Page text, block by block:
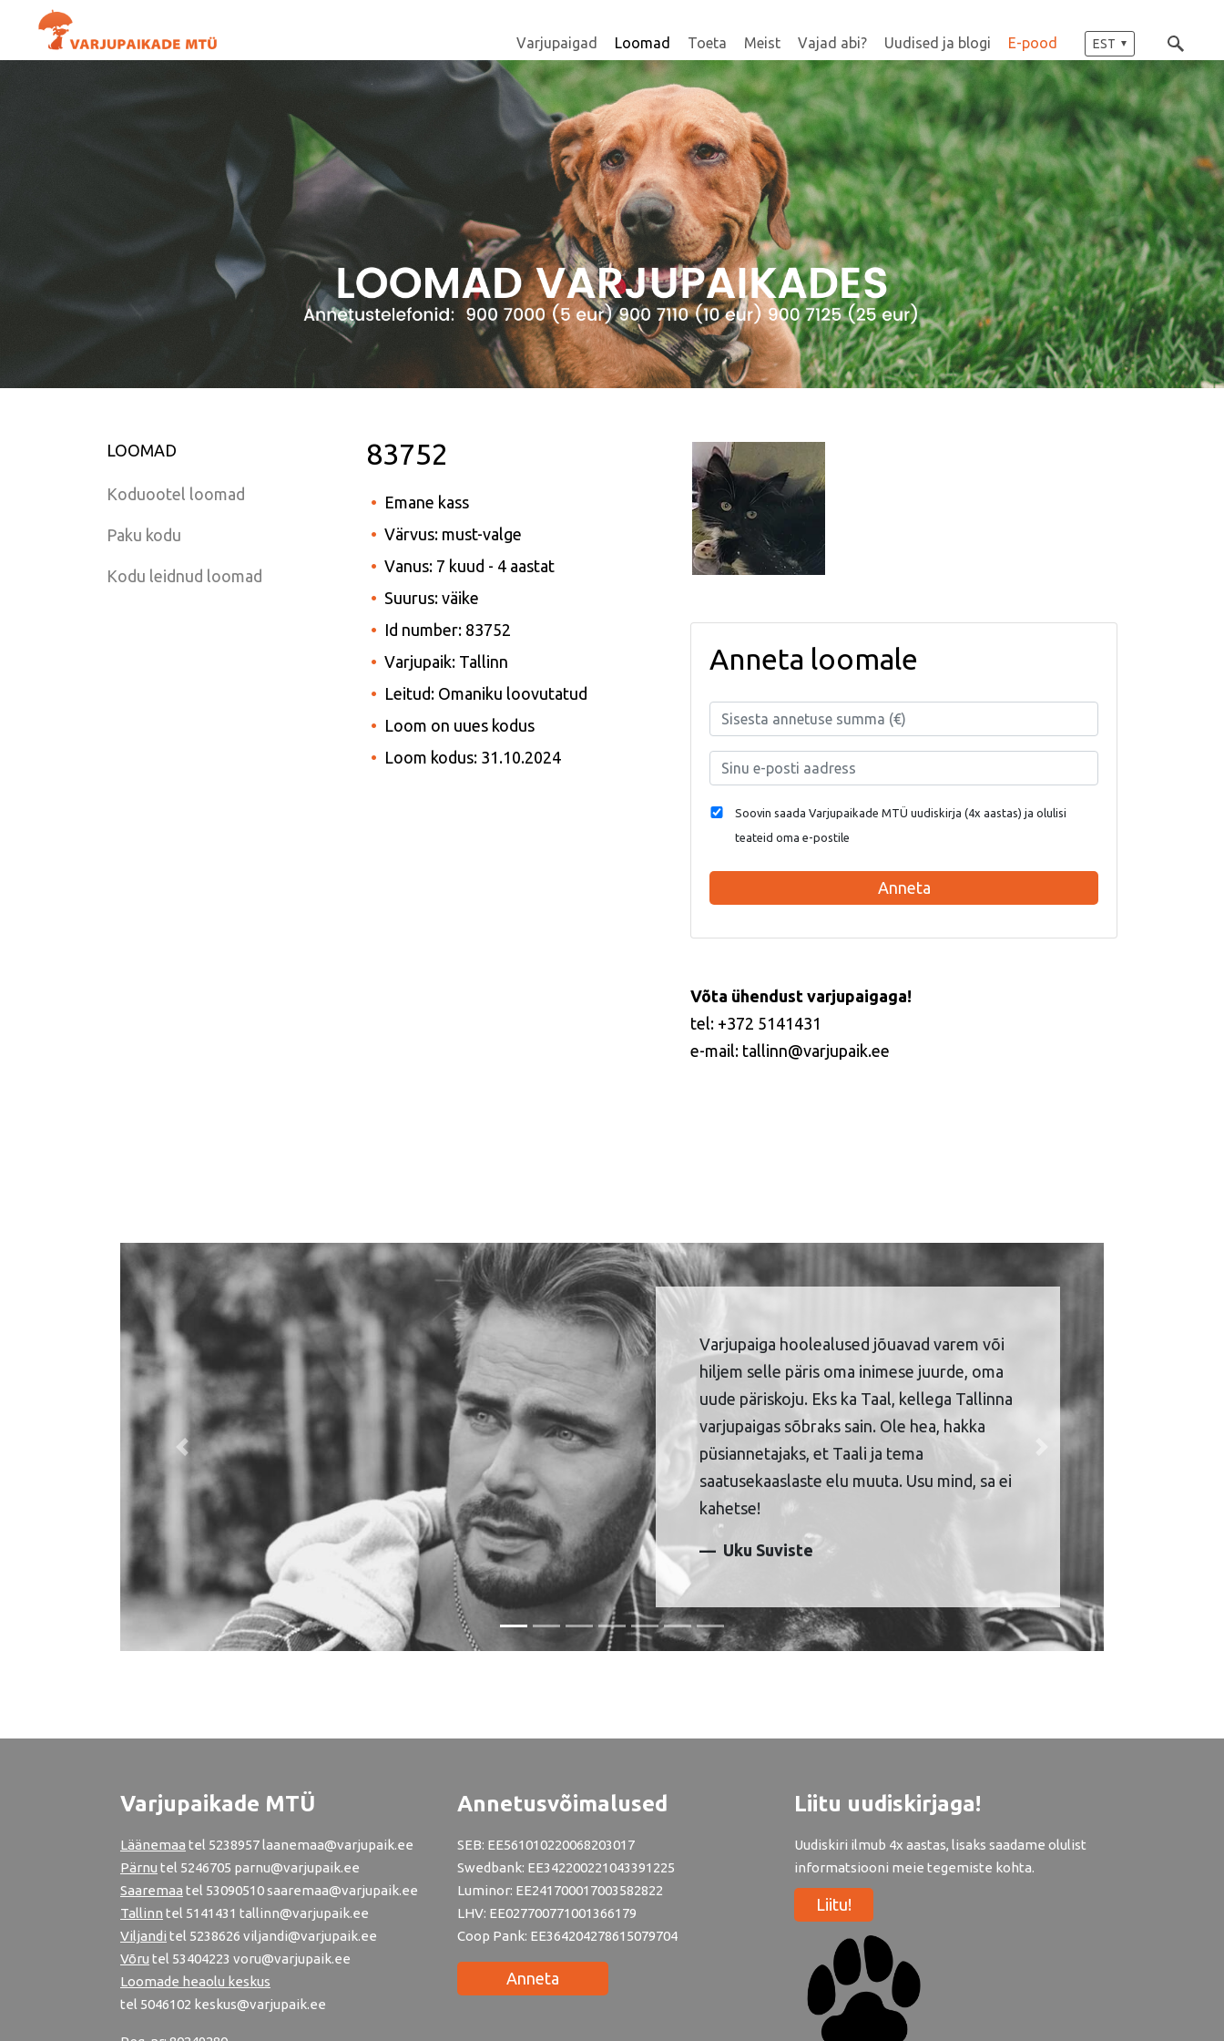
Varjupaigad Loomad Toeta Meist Vajad abi? Uudised ja blogi E-pood EST
LOOMAD
Koduootel loomad
Paku kodu
Kodu leidnud loomad
83752
Emane kass
Värvus: must-valge
Vanus: 7 kuud - 4 aastat
Suurus: väike
Id number: 83752
Varjupaik: Tallinn
Leitud: Omaniku loovutatud
Loom on uues kodus
Loom kodus: 31.10.2024
Anneta loomale
Soovin saada Varjupaikade MTÜ uudiskirja (4x aastas) ja olulisi
teateid oma e-postile
Anneta
Võta ühendust varjupaigaga!
tel: +372 5141431
e-mail: tallinn@varjupaik.ee
Varjupaiga hoolealused jõuavad varem või
hiljem selle päris oma inimese juurde, oma
uude päriskoju. Eks ka Taal, kellega Tallinna
varjupaigas sõbraks sain. Ole hea, hakka
püsiannetajaks, et Taali ja tema
saatusekaaslaste elu muuta. Usu mind, sa ei
kahetse!
Uku Suviste
Previous Next
Varjupaikade MTÜ
Läänemaa tel 5238957 laanemaa@varjupaik.ee
Pärnu tel 5246705 parnu@varjupaik.ee
Saaremaa tel 53090510 saaremaa@varjupaik.ee
Tallinn tel 5141431 tallinn@varjupaik.ee
Viljandi tel 5238626 viljandi@varjupaik.ee
Võru tel 53404223 voru@varjupaik.ee
Loomade heaolu keskus
tel 5046102 keskus@varjupaik.ee
Annetusvõimalused
SEB: EE561010220068203017
Swedbank: EE342200221043391225
Luminor: EE241700017003582822
LHV: EE027700771001366179
Coop Pank: EE364204278615079704
Anneta
Liitu uudiskirjaga!
Uudiskiri ilmub 4x aastas, lisaks saadame olulist
informatsiooni meie tegemiste kohta.
Liitu!